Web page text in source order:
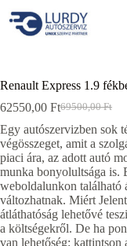
Renault Express 1.9
69500,00Ft
Original
price
was:
69500,00 Ft.
62550,00 FtCurrent
price
is:
62550,00 Ft.
Egy autószervizben sok
végösszeget, amit a
piaci ára, az adott autó
munka bonyolultsága is.
weboldalunkon található
változhatnak. Miért
átláthatóság lehetővé
a költségekről. De ha
van lehetőség: kattintson